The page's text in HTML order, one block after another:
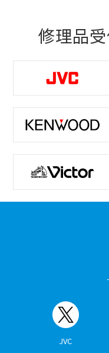
修理品
JVC